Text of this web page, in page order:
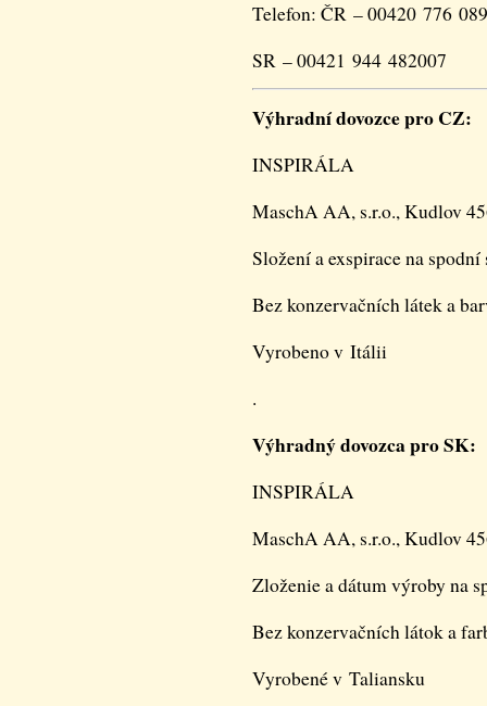
Telefon: ČR – 00420 776
SR – 00421 944 482007
Výhradní dovozce pro CZ:
INSPIRÁLA
MaschA AA, s.r.o., Kudlov
Složení a exspirace na spodní
Bez konzervačních látek a
Vyrobeno v Itálii
.
Výhradný dovozca pro SK:
INSPIRÁLA
MaschA AA, s.r.o., Kudlov
Zloženie a dátum výroby na
Bez konzervačních látok a
Vyrobené v Taliansku